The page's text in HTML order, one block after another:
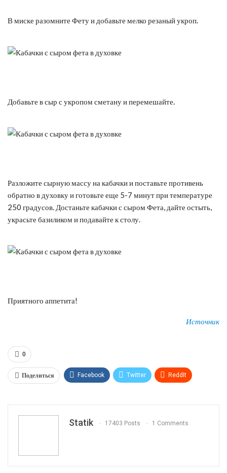
В миске разомните Фету и добавьте мелко резаный укроп.
Добавьте в сыр с укропом сметану и перемешайте.
Разложите сырную массу на кабачки и поставьте противень
обратно в духовку и готовьте еще 5-7 минут при температуре
250 градусов. Достаньте кабачки с сыром Фета, дайте остыть,
украсьте базиликом и подавайте к столу.
Приятного аппетита!
Источник
0
Поделиться Facebook Twitter ReddIt
Statik 17403 Posts 1 Comments